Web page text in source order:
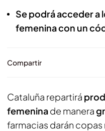
Se podrá acceder a
femenina con un
Compartir
Cataluña repartirá
femeninade manera
farmacias darán